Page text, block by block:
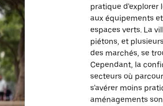
pratique d'explorer
aux équipements
espaces verts. La
piétons, et
des marchés, se
Cependant, la
secteurs où
s'avérer moins
aménagements